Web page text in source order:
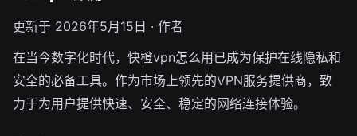
更新于 2026年5月15日 · 作者
在当今数字化时代，快橙vpn怎么用已成为保护在线隐私和
安全的必备工具。作为市场上领先的VPN服务提供商，致
力于为用户提供快速、安全、稳定的网络连接体验。